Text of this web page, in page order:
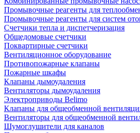
Промывочные реагенты для
Промывочные реагенты для систем
Счетчики тепла и диспетчеризация
Общедомовые счетчики
Поквартирные счетчики
Вентиляционное оборудование
Противопожарные клапаны
Пожарные шкафы
Клапаны дымоудаления
Вентиляторы дымоудаления
Электроприводы Belimo
Клапаны для общеобменной
Вентиляторы для общеобменной
Шумоглушители для каналов